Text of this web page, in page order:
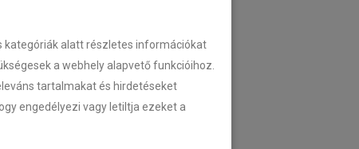
kategóriák alatt részletes információkat
a webhely alapvető funkcióihoz.
tartalmakat és hirdetéseket
engedélyezi vagy letiltja ezeket a